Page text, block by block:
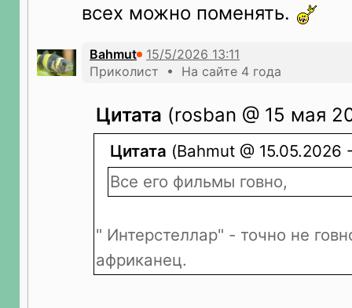
всех можно поменять.
Bahmut
Приколист • На сайте 4 года
Цитата (rosban @ 15 мая
Цитата (Bahmut @ 15.05.2026
Все его фильмы говно,
" Интерстеллар" - точно не
африканец.